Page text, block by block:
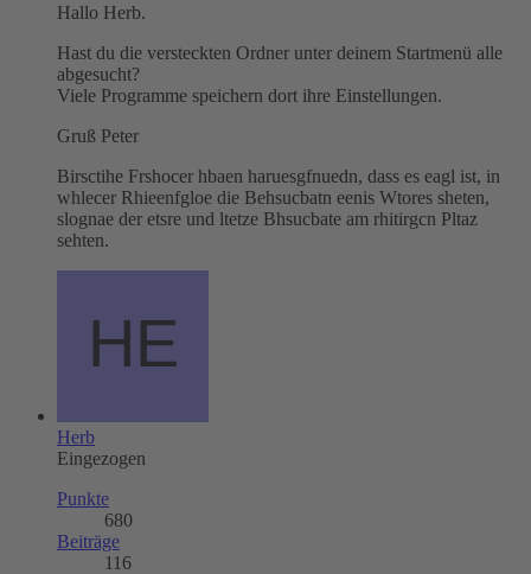
Hallo Herb.
Hast du die versteckten Ordner unter deinem Startmenü alle
abgesucht?
Viele Programme speichern dort ihre Einstellungen.
Gruß Peter
Birsctihe Frshocer hbaen haruesgfnuedn, dass es eagl ist, in
whlecer Rhieenfgloe die Behsucbatn eenis Wtores sheten,
slognae der etsre und ltetze Bhsucbate am rhitirgcn Pltaz
sehten.
Herb
Eingezogen
Punkte
680
Beiträge
116